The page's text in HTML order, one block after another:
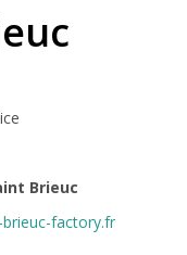
Brieuc
factory.fr